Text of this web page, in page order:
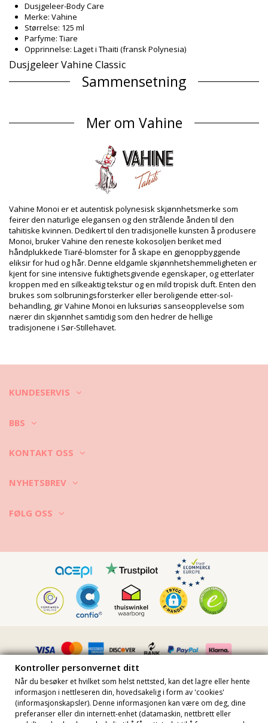
Dusjgeleer-Body Care
Merke: Vahine
Størrelse: 125 ml
Parfyme: Tiare
Opprinnelse: Laget i Thaiti (fransk Polynesia)
Dusjgeleer Vahine Classic
Sammensetning
Propylene glycol 5-bromo-5-nitro-1,3-dioxane, Cocos nucifera
oil, Gardenia taitensis flower extract, Parfum (Fragrance),
Produkt informasjon
Avdeling: Unisex, Dusjgeleer
Pakken inneholder: 1 x Dusjgeleer (Annet tilbehør er ikke
HS CODE: 330499
SKU: 2300000032
EAN: Størrelse unik (3770033200285)
Vekt: 250g / 0.55lb / 8.82oz
Retusjerte foto
Vask & ivaretagelses
instruksjoner
Ivaretagelses instrusjoner for: Vahine Vahine Body
And Hair Shower Gel Tiare 125 Ml
Mer om Vahine
Vahine Monoi er et autentisk polynesisk skjønnhetsmerke som
feirer den naturlige elegansen og den strålende ånden til den
tahitiske kvinnen. Dedikert til den tradisjonelle kunsten å produsere
Monoi, bruker Vahine den reneste kokosoljen beriket med
håndplukkede Tiaré-blomster for å skape en gjenoppbyggende
eliksir for hud og hår. Denne eldgamle skjønnhetshemmeligheten er
kjent for sine intensive fuktighetsgivende egenskaper, og etterlater
kroppen med en silkeaktig tekstur og en mild tropisk duft. Enten den
brukes som solbruningsforsterker eller beroligende etter-sol-
behandling, gir Vahine Monoi en luksuriøs sanseopplevelse som
nærer din skjønnhet samtidig som den hedrer de hellige
tradisjonene i Sør-Stillehavet.
KUNDESERVIS
BBS
KONTAKT OSS
NYHETSBREV
FØLG OSS
Alle priser inkluderer mva · MVA-nummer FR36509778270 · Alle
Kontroller personvernet ditt
Når du besøker et hvilket som helst nettsted, kan det lagre eller hente
informasjon i nettleseren din, hovedsakelig i form av 'cookies'
(informasjonskapsler). Denne informasjonen kan være om deg, dine
preferanser eller din internett-enhet (datamaskin, nettbrett eller